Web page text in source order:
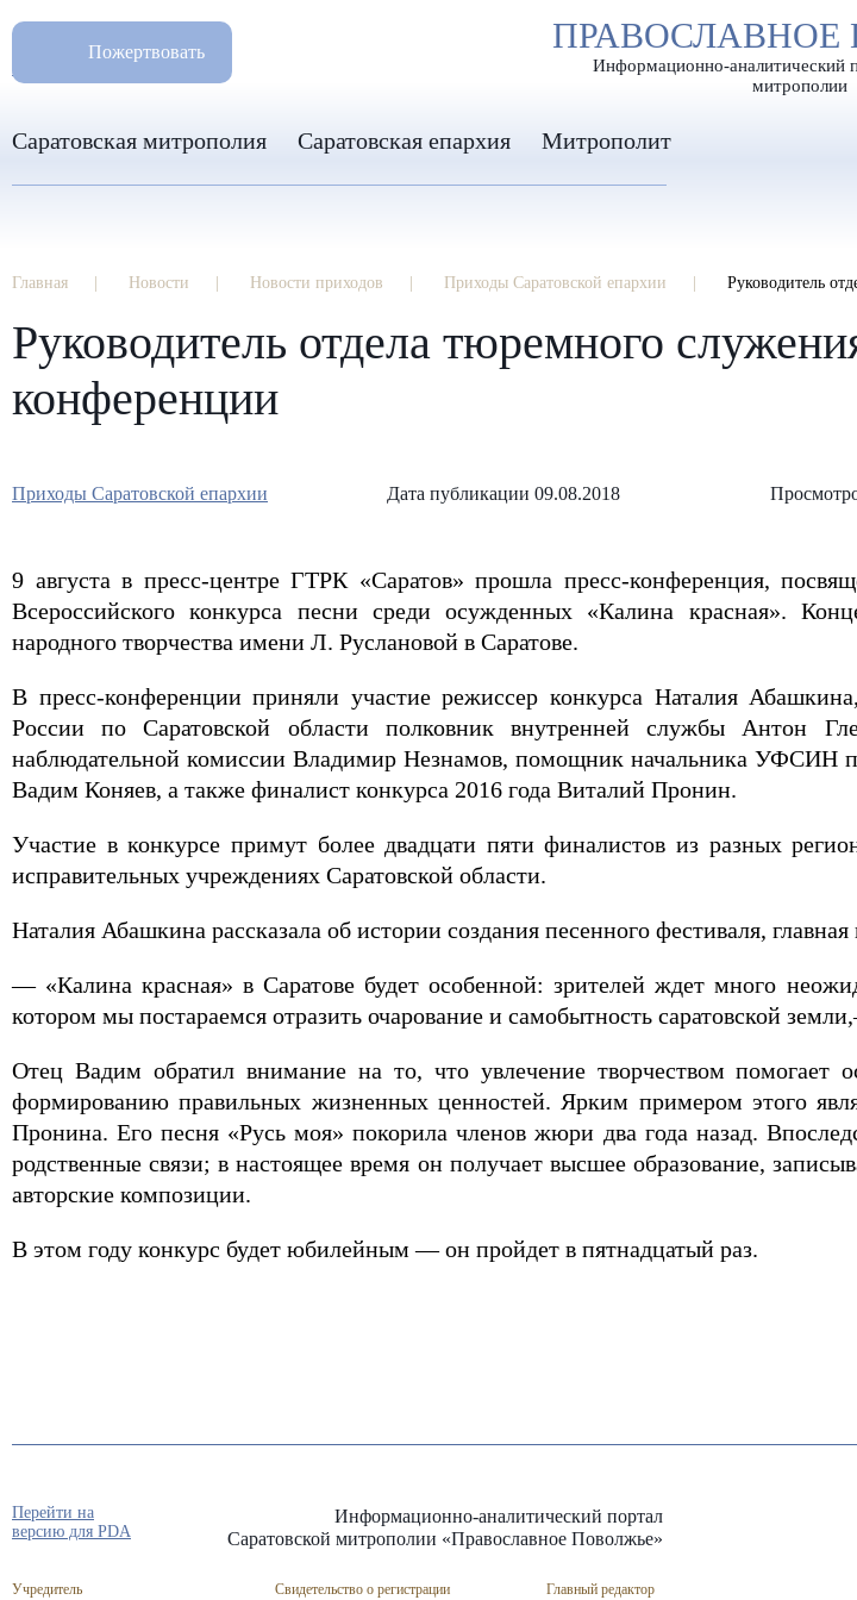
РАЗМЕР ШРИФТА А А А
ПРАВОСЛАВНОЕ
Информационно-аналитический
митрополии
Пожертвовать
8 960 346 31 04
info-sar@mail.ru
Саратовская митрополия Саратовская епархия Митрополит
Главная Новости Новости приходов Приходы Саратовской епархии Руководитель
Руководитель отдела тюремного
конференции
Приходы Саратовской епархии Дата публикации 09.08.2018
9 августа в пресс-центре ГТРК «Саратов» прошла пресс-конференция,
Всероссийского конкурса песни среди осужденных «Калина красная».
народного творчества имени Л. Руслановой в Саратове.
В пресс-конференции приняли участие режиссер конкурса Наталия
России по Саратовской области полковник внутренней службы Антон
наблюдательной комиссии Владимир Незнамов, помощник начальника УФСИН
Вадим Коняев, а также финалист конкурса 2016 года Виталий Пронин.
Участие в конкурсе примут более двадцати пяти финалистов из разных
исправительных учреждениях Саратовской области.
Наталия Абашкина рассказала об истории создания песенного фестиваля,
— «Калина красная» в Саратове будет особенной: зрителей ждет много
котором мы постараемся отразить очарование и самобытность саратовской
Отец Вадим обратил внимание на то, что увлечение творчеством помогает
формированию правильных жизненных ценностей. Ярким примером этого
Пронина. Его песня «Русь моя» покорила членов жюри два года назад.
родственные связи; в настоящее время он получает высшее образование,
авторские композиции.
В этом году конкурс будет юбилейным — он пройдет в пятнадцатый раз.
Информационно-аналитический портал
Саратовской митрополии «Православное Поволжье»
Учредитель Свидетельство о регистрации Главный редактор
Перейти на
версию для PDA